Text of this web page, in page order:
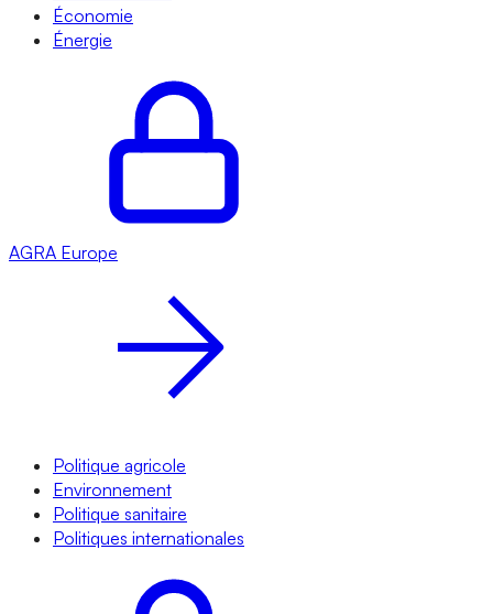
Économie
Énergie
AGRA Europe
Politique agricole
Environnement
Politique sanitaire
Politiques internationales